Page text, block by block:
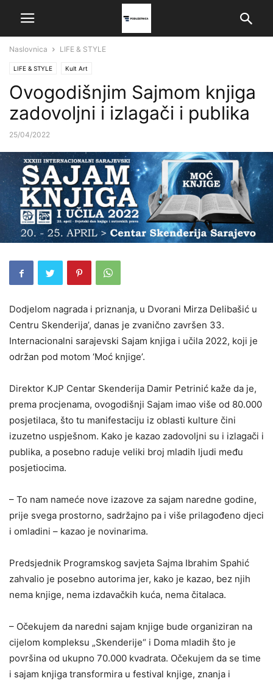
Naslovnica LIFE & STYLE
LIFE & STYLE Kult Art
Ovogodišnjim Sajmom knjiga
zadovoljni i izlagači i publika
25/04/2022
Dodjelom nagrada i priznanja, u Dvorani Mirza Delibašić u
Centru Skenderija’, danas je zvanično završen 33.
Internacionalni sarajevski Sajam knjiga i učila 2022, koji je
održan pod motom ‘Moć knjige’.
Direktor KJP Centar Skenderija Damir Petrinić kaže da je,
prema procjenama, ovogodišnji Sajam imao više od 80.000
posjetilaca, što tu manifestaciju iz oblasti kulture čini
izuzetno uspješnom. Kako je kazao zadovoljni su i izlagači i
publika, a posebno raduje veliki broj mladih ljudi među
posjetiocima.
– To nam nameće nove izazove za sajam naredne godine,
prije svega prostorno, sadržajno pa i više prilagođeno djeci
i omladini – kazao je novinarima.
Predsjednik Programskog savjeta Sajma Ibrahim Spahić
zahvalio je posebno autorima jer, kako je kazao, bez njih
nema knjige, nema izdavačkih kuća, nema čitalaca.
– Očekujem da naredni sajam knjige bude organiziran na
cijelom kompleksu „Skenderije“ i Doma mladih što je
površina od ukupno 70.000 kvadrata. Očekujem da se time
i sajam knjiga transformira u festival knjige, znanja i